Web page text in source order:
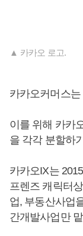
▲ 카카오 로고.
카카오커머스
이를 위해 카카
을 각각 분할하
카카오IX는
프렌즈 캐릭터
업, 부동산사업
간개발사업만